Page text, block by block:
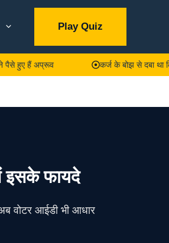
Play Quiz
अप्रूव कर्ज के बोझ से दबा था किसान,
इसके फायदे
वोटर आईडी भी आधार